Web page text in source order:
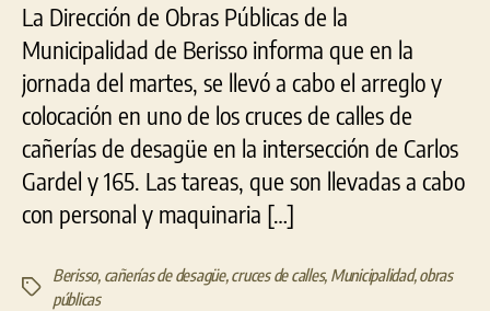
La Dirección de Obras Públicas de la
Municipalidad de Berisso informa que en la
jornada del martes, se llevó a cabo el arreglo y
colocación en uno de los cruces de calles de
cañerías de desagüe en la intersección de Carlos
Gardel y 165. Las tareas, que son llevadas a cabo
con personal y maquinaria […]
Etiquetas
Berisso, cañerías de desagüe,cruces de calles, Municipalidad,obras
públicas